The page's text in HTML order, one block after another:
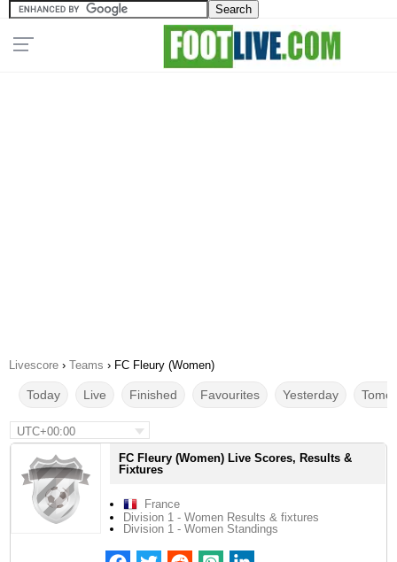
Livescore › Teams › FC Fleury (Women)
Today Live Finished Favourites Yesterday
UTC+00:00
FC Fleury (Women) Live Scores, Results &
Fixtures
France
Division 1 - Women Results & fixtures
Division 1 - Women Standings